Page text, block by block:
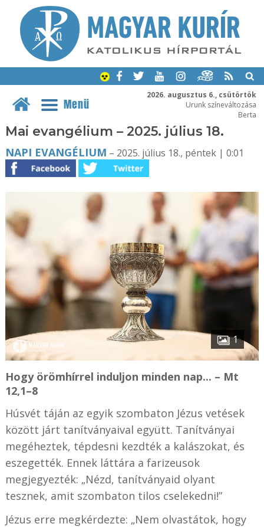
2026. augusztus 6., csütörtök
Urunk színeváltozása
Berta
Menü
Mai evangélium – 2025. július 18.
NAPI EVANGÉLIUM – 2025. július 18., péntek | 0:01
1
Hogy örömhírrel induljon minden nap... – Mt
12,1–8
Húsvét táján az egyik szombaton Jézus vetések
között járt tanítványaival együtt. Tanítványai
megéheztek, tépdesni kezdték a kalászokat, és
eszegették. Ennek láttára a farizeusok
megjegyezték: „Nézd, tanítványaid olyant
tesznek, amit szombaton tilos cselekedni!”
Jézus erre megkérdezte: „Nem olvastátok, hogy